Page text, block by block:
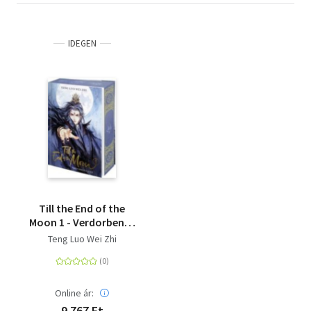
IDEGEN
Till the End of the
Moon 1 - Verdorbenes
Herz | Die Light Novel
internationalen
Farbschnitt in der
Erstauflage
Teng Luo Wei Zhi
Online ár: